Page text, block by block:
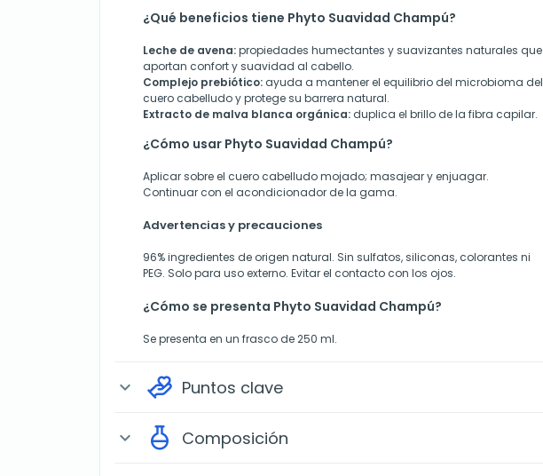
¿Qué beneficios tiene Phyto Suavidad Champú?
Leche de avena:propiedades humectantes y suavizantes naturales que
aportan confort y suavidad al cabello.
Complejo prebiótico: ayuda a mantener el equilibrio del microbioma del
cuero cabelludo y protege su barrera natural.
Extracto de malva blanca orgánica: duplica el brillo de la fibra capilar.
¿Cómo usar Phyto Suavidad Champú?
Aplicar sobre el cuero cabelludo mojado; masajear y enjuagar.
Continuar con el acondicionador de la gama.
Advertencias y precauciones
96% ingredientes de origen natural. Sin sulfatos, siliconas, colorantes ni
PEG. Solo para uso externo. Evitar el contacto con los ojos.
¿Cómo se presenta Phyto Suavidad Champú?
Se presenta en un frasco de 250 ml.
expand_more Puntos clave
expand_more Composición